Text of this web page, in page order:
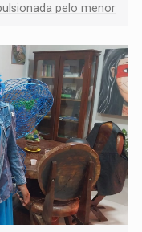
pelo menor